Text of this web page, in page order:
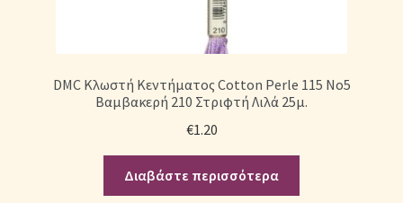
DMC Κλωστή Κεντήματος Cotton Perle 115 No5
Βαμβακερή 210 Στριφτή Λιλά 25μ.
€1.20
Διαβάστε περισσότερα